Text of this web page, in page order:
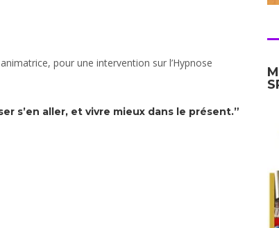
pour une intervention sur l’Hypnose
s’en aller, et vivre mieux dans le présent.”